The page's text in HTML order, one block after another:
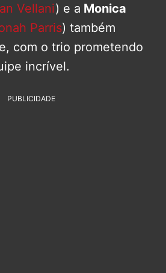
Vellani) e a Monica
Parris) também
com o trio prometendo
incrível.
PUBLICIDADE